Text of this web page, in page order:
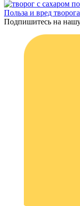
Польза и вред
Подпишитесь на